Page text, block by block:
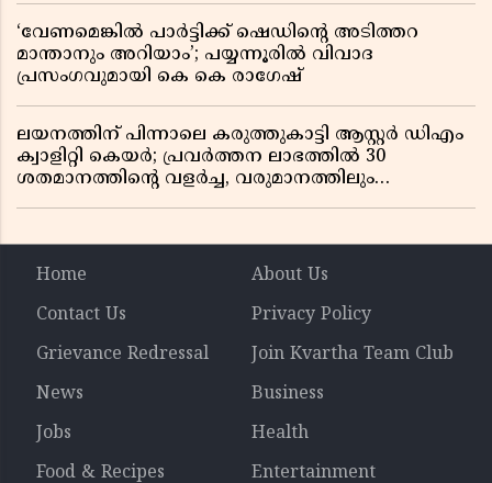
‘വേണമെങ്കിൽ പാർട്ടിക്ക് ഷെഡിൻ്റെ അടിത്തറ
മാന്താനും അറിയാം’; പയ്യന്നൂരിൽ വിവാദ
പ്രസംഗവുമായി കെ കെ രാഗേഷ്
ലയനത്തിന് പിന്നാലെ കരുത്തുകാട്ടി ആസ്റ്റർ ഡിഎം
ക്വാളിറ്റി കെയർ; പ്രവർത്തന ലാഭത്തിൽ 30
ശതമാനത്തിൻ്റെ വളർച്ച, വരുമാനത്തിലും
Home
About Us
Contact Us
Privacy Policy
Grievance Redressal
Join Kvartha Team Club
News
Business
Jobs
Health
Food & Recipes
Entertainment